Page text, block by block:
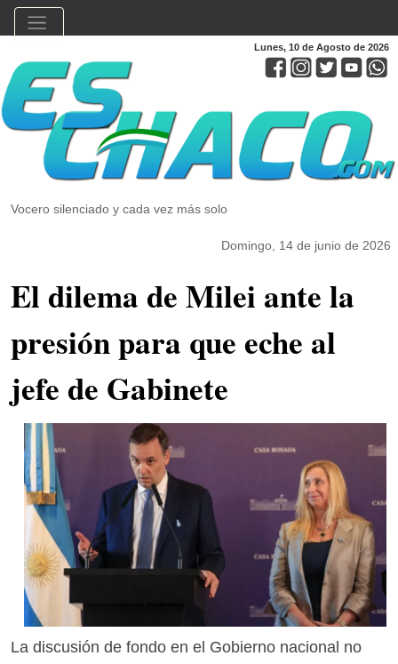
Lunes, 10 de Agosto de 2026
Vocero silenciado y cada vez más solo
Domingo, 14 de junio de 2026
El dilema de Milei ante la
presión para que eche al
jefe de Gabinete
La discusión de fondo en el Gobierno nacional no